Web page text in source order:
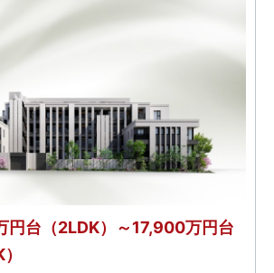
円台（2LDK）～17,900万円台